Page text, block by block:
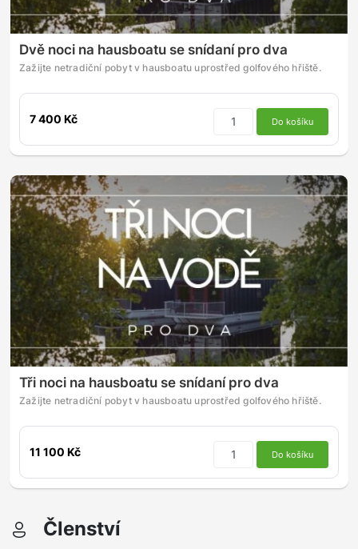
Dvě noci na hausboatu se snídaní pro dva
Zažijte netradiční pobyt v hausboatu uprostřed golfového hřiště.
7 400 Kč Do košíku
Tři noci na hausboatu se snídaní pro dva
Zažijte netradiční pobyt v hausboatu uprostřed golfového hřiště.
11 100 Kč Do košíku
Členství